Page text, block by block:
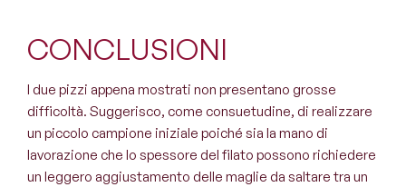
CONCLUSIONI
I due pizzi appena mostrati non presentano grosse
difficoltà. Suggerisco, come consuetudine, di realizzare
un piccolo campione iniziale poiché sia la mano di
lavorazione che lo spessore del filato possono richiedere
un leggero aggiustamento delle maglie da saltare tra un